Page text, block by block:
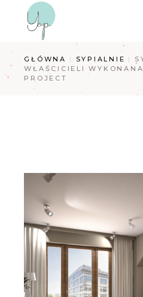
Przejdź
GŁÓWNA SYPIALNIE
WŁAŚCICIELI
PROJECT